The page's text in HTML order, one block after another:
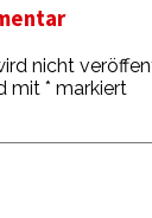
nicht
mit * markiert